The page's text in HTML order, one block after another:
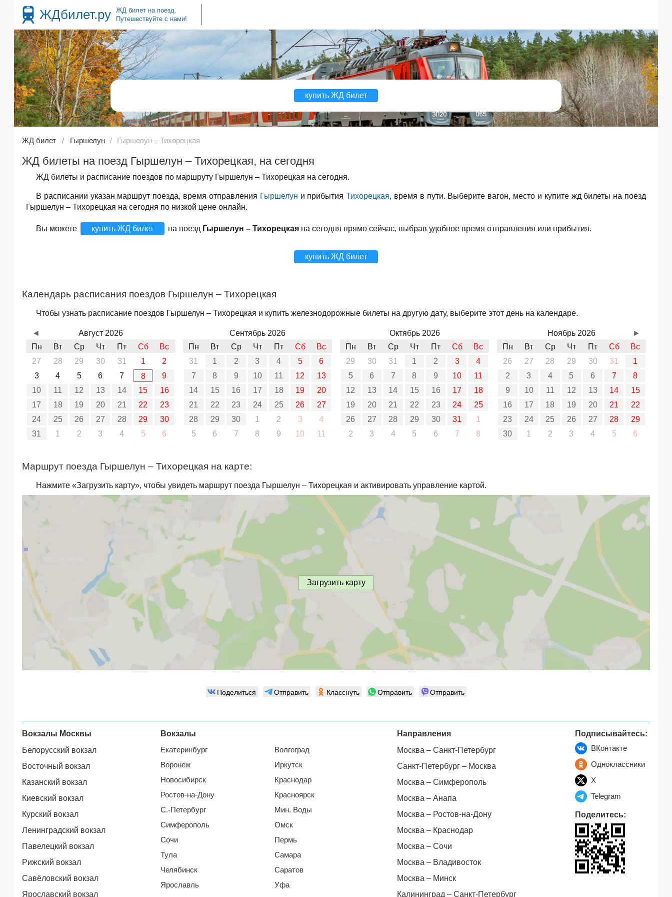
ЖДбилет.ру
ЖД билет на поезд.
Путешествуйте с нами!
купить ЖД билет
ЖД билет Гыршелун Гыршелун – Тихорецкая
ЖД билеты на поезд Гыршелун – Тихорецкая, на сегодня
ЖД билеты и расписание поездов по маршруту Гыршелун – Тихорецкая на сегодня.
В расписании указан маршрут поезда, время отправления Гыршелун и прибытияТихорецкая, время в пути. Выберите вагон, место и купите жд билеты на поезд
Гыршелун – Тихорецкая на сегодня по низкой цене онлайн.
Вы можете купить ЖД билет на поезд Гыршелун – Тихорецкая на сегодня прямо сейчас, выбрав удобное время отправления или прибытия.
купить ЖД билет
Календарь расписания поездов Гыршелун – Тихорецкая
Чтобы узнать расписание поездов Гыршелун – Тихорецкая и купить железнодорожные билеты на другую дату, выберите этот день на календаре.
Август 2026
Пн
Вт Ср Чт Пт Сб
Вс
27
28 29 30 31 1
2
3
4 5 6 7 8
9
10
11 12 13 14 15
16
17
18 19 20 21 22
23
24
25 26 27 28 29
30
31
1 2 3 4 5 6
Сентябрь 2026
Пн
Вт Ср Чт Пт Сб
Вс
31
1 2 3 4 5
6
7
8 9 10 11 12
13
14
15 16 17 18 19
20
21
22 23 24 25 26
27
28
29 30 1 2 3
4
5
6 7 8 9 10 11
Октябрь 2026
Пн
Вт Ср Чт Пт Сб
Вс
29
30 31 1 2 3
4
5
6 7 8 9 10
11
12
13 14 15 16 17
18
19
20 21 22 23 24
25
26
27 28 29 30 31
1
2
3 4 5 6 7 8
Ноябрь 2026
Пн
Вт Ср Чт Пт Сб
Вс
26
27 28 29 30 31
1
2
3 4 5 6 7
8
9
10 11 12 13 14
15
16
17 18 19 20 21
22
23
24 25 26 27 28
29
30
1 2 3 4 5 6
◄ ►
Маршрут поезда Гыршелун – Тихорецкая на карте:
Нажмите «Загрузить карту», чтобы увидеть маршрут поезда Гыршелун – Тихорецкая и активировать управление картой.
Загрузить карту
Поделиться Отправить Класснуть Отправить Отправить
Вокзалы Москвы
Белорусский вокзал
Восточный вокзал
Казанский вокзал
Киевский вокзал
Курский вокзал
Ленинградский вокзал
Павелецкий вокзал
Рижский вокзал
Савёловский вокзал
Ярославский вокзал
Вокзалы
Екатеринбург
Воронеж
Новосибирск
Ростов-на-Дону
С.-Петербург
Симферополь
Сочи
Тула
Челябинск
Ярославль
Волгоград
Иркутск
Краснодар
Красноярск
Мин. Воды
Омск
Пермь
Самара
Саратов
Уфа
Направления
Москва – Санкт-Петербург
Санкт-Петербург – Москва
Москва – Симферополь
Москва – Анапа
Москва – Ростов-на-Дону
Москва – Краснодар
Москва – Сочи
Москва – Владивосток
Москва – Минск
Калининград – Санкт-Петербург
Подписывайтесь:
ВКонтакте
Одноклассники
X
Telegram
Поделитесь: